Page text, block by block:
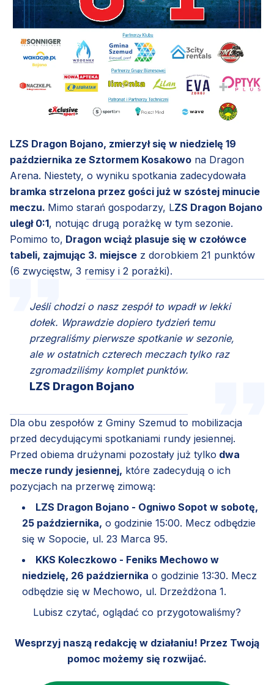
LZS Dragon Bojano, zmierzył się w niedzielę 19
października ze Sztormem Kosakowo na Dragon
Arena. Niestety, o wyniku spotkania zadecydowała
bramka strzelona przez gości już w szóstej minucie
meczu. Mimo starań gospodarzy, LZS Dragon Bojano
uległ 0:1, notując drugą porażkę w tym sezonie.
Pomimo to, Dragon wciąż plasuje się w czołówce
tabeli, zajmując 3. miejsce z dorobkiem 21 punktów
(6 zwycięstw, 3 remisy i 2 porażki).
Jeśli chodzi o nasz zespół to wpadł w lekki
dołek. Wprawdzie dopiero tydzień temu
przegraliśmy pierwsze spotkanie w sezonie,
ale w ostatnich czterech meczach tylko raz
zgromadziliśmy komplet punktów.
LZS Dragon Bojano
Dla obu zespołów z Gminy Szemud to mobilizacja
przed decydującymi spotkaniami rundy jesiennej.
Przed obiema drużynami pozostały już tylko dwa
mecze rundy jesiennej, które zadecydują o ich
pozycjach na przerwę zimową:
LZS Dragon Bojano - Ogniwo Sopot w sobotę,
25 października, o godzinie 15:00. Mecz odbędzie
się w Sopocie, ul. 23 Marca 95.
KKS Koleczkowo - Feniks Mechowo w
niedzielę, 26 października o godzinie 13:30. Mecz
odbędzie się w Mechowo, ul. Drzeżdżona 1.
Lubisz czytać, oglądać co przygotowaliśmy?
Wesprzyj naszą redakcję w działaniu! Przez Twoją
pomoc możemy się rozwijać.